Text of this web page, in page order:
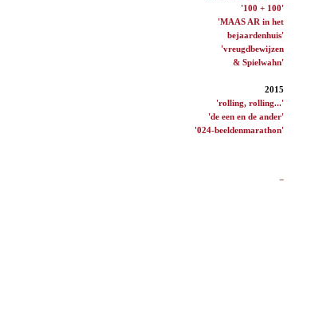
'100 + 100'
'MAAS AR in het
bejaardenhuis'
'vreugdbewijzen
& Spielwahn'
2015
'rolling, rolling...'
'de een en de ander'
'024-beeldenmarathon'